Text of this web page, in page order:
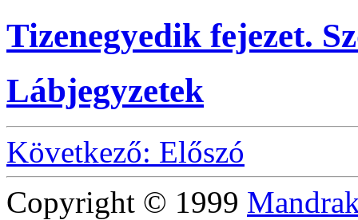
Tizenegyedik fejezet.
Lábjegyzetek
Következő: Előszó
Copyright © 1999